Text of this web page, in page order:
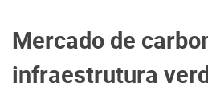
Mercado de
infraestrutura